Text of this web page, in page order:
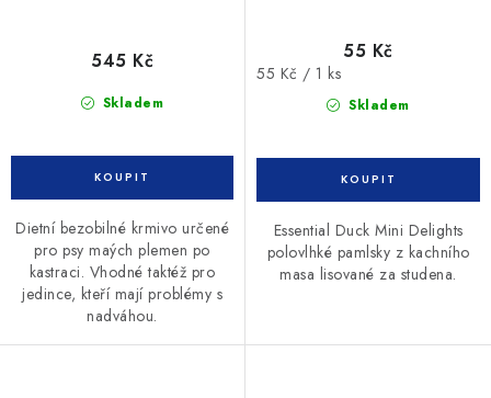
Skladem
545 Kč
Dietní bezobilné krmivo určené
pro psy maých plemen po
kastraci. Vhodné taktéž pro
jedince, kteří mají problémy s
nadváhou.
Skladem
55 Kč
Měrná
55 Kč / 1 ks
Essential Duck Mini Delights
polovlhké pamlsky z kachního
masa lisované za studena.